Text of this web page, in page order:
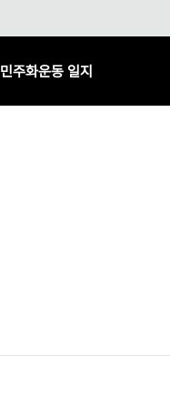
민주화운동 일지